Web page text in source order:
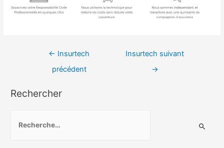
Navigation
← Insurtech
précédent
Insurtech suivant
→
Rechercher